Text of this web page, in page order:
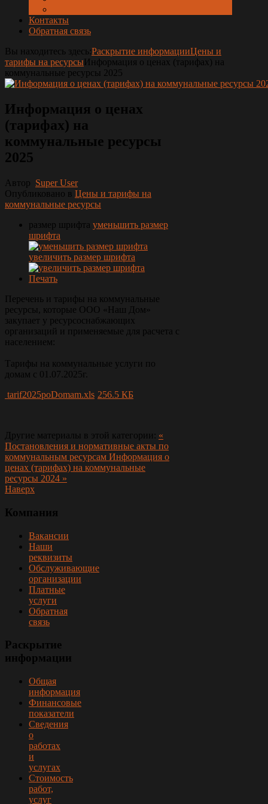
Контакты
Обратная связь
Вы находитесь здесь:Раскрытие информацииЦены и
тарифы на ресурсыИнформация о ценах (тарифах) на
коммунальные ресурсы 2025
Информация о ценах
(тарифах) на
коммунальные ресурсы
2025
Автор Super User
Опубликовано в Цены и тарифы на
коммунальные ресурсы
размер шрифта уменьшить размер
шрифта
увеличить размер шрифта
Печать
Перечень и тарифы на коммунальные
ресурсы, которые ООО «Наш Дом»
закупает у ресурсоснабжающих
организаций и применяемые для расчета с
населением:
Тарифы на коммунальные услуги по
домам c 01.07.2025г.
tarif2025poDomam.xls 256.5 КБ
Другие материалы в этой категории: «
Постановления и нормативные акты по
коммунальным ресурсам Информация о
ценах (тарифах) на коммунальные
ресурсы 2024 »
Наверх
Компания
Вакансии
Наши
реквизиты
Обслуживающие
организации
Платные
услуги
Обратная
связь
Раскрытие
информации
Общая
информация
Финансовые
показатели
Сведения
о
работах
и
услугах
Стоимость
работ,
услуг